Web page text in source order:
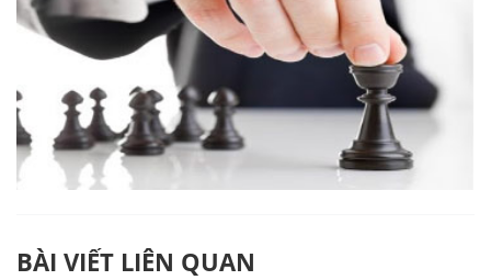
BÀI VIẾT LIÊN QUAN